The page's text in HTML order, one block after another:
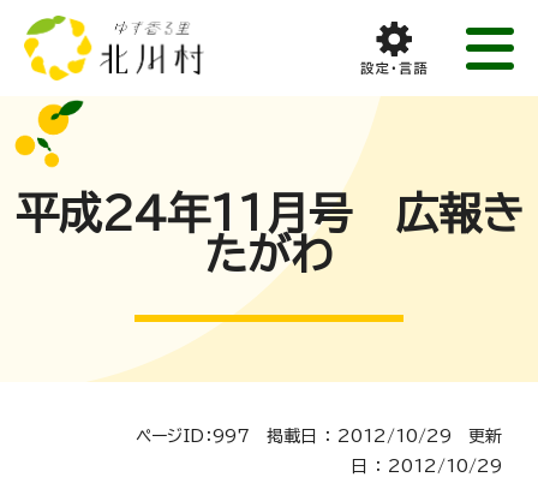
平成24年11月号 広報き
たがわ
ページID：997 掲載日 ： 2012/10/29 更新
日 ： 2012/10/29